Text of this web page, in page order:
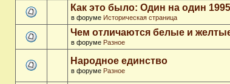
Как это было: Один на один
в форуме Историческая страница
Чем отличаются белые и
в форуме Разное
Народное единство
в форуме Разное